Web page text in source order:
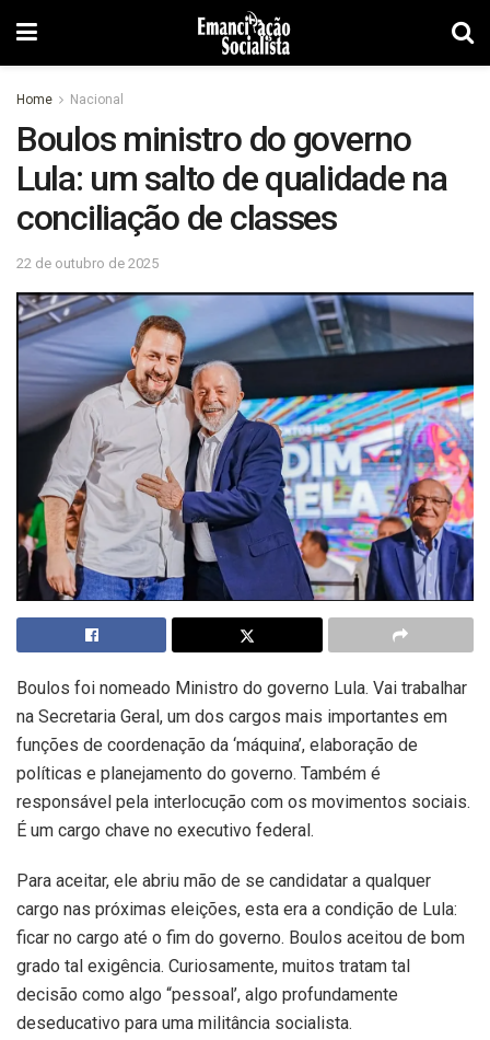
Home Nacional
Boulos ministro do governo
Lula: um salto de qualidade na
conciliação de classes
22 de outubro de 2025
Boulos foi nomeado Ministro do governo Lula. Vai trabalhar
na Secretaria Geral, um dos cargos mais importantes em
funções de coordenação da ‘máquina’, elaboração de
políticas e planejamento do governo. Também é
responsável pela interlocução com os movimentos sociais.
É um cargo chave no executivo federal.
Para aceitar, ele abriu mão de se candidatar a qualquer
cargo nas próximas eleições, esta era a condição de Lula:
ficar no cargo até o fim do governo. Boulos aceitou de bom
grado tal exigência. Curiosamente, muitos tratam tal
decisão como algo “pessoal’, algo profundamente
deseducativo para uma militância socialista.